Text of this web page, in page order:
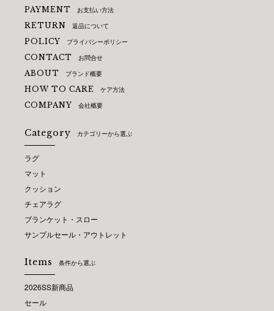
PAYMENT お支払い方法
RETURN 返品について
POLICY プライバシーポリシー
CONTACT お問合せ
ABOUT ブランド概要
HOW TO CARE ケア方法
COMPANY 会社概要
Category カテゴリーから選ぶ
ラグ
マット
クッション
チェアラグ
ブランケット・スロー
サンプルセール・アウトレット
Items 条件から選ぶ
2026SS新商品
セール